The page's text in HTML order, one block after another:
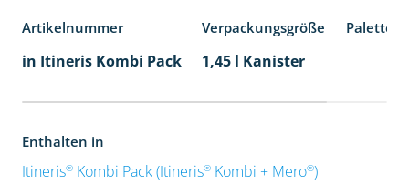
Artikelnummer Verpackungsgröße
in Itineris Kombi Pack 1,45 l Kanister
Enthalten in
Itineris®Kombi Pack (Itineris®Kombi + Mero®)